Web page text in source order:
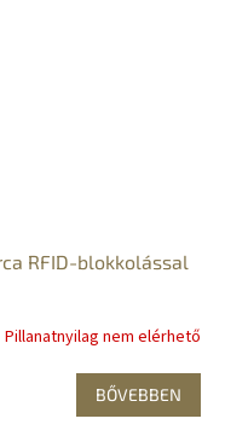
RFID-blokkolással
Pillanatnyilag nem elérhető
BŐVEBBEN